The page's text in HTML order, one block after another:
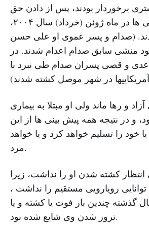
برخوردار بودند، پس از دادن حق
حاکمیت به عراقی ها در ماه ژوئن (خرداد) سال ۲۰۰۴،
(صدام و پسر عموی او علی حسن
منشی سابق صدام اعدام شدند. در
و قصی پسران صدام طی نبرد با
و رها ماند ولی او مبتلا به بیماری
و در نتیجه همه پیش بینی ها از این
خود را تسلیم خواهد کرد و یا خواهد
مرد.
کشته شدن او را نداشت، زیرا
رویارویی مستقیم را نداشت ،
طی ۱۲ سال گذشته چندین بار فوت یا کشته و یا
ترور شدن وی شایع شده بود.